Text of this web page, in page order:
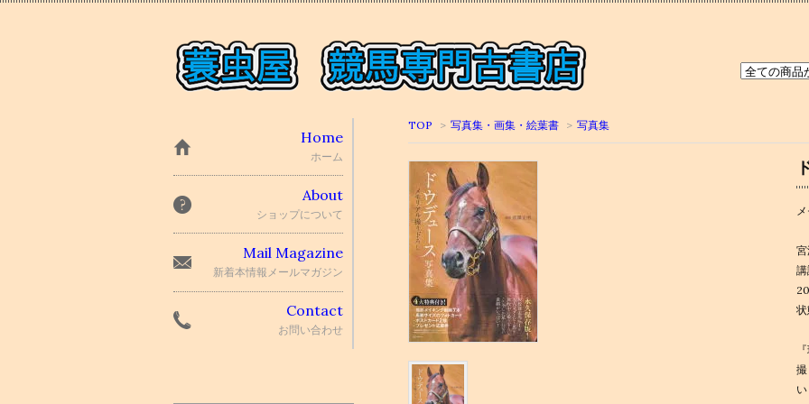
TOP > 写真集・画集・絵葉書 > 写真集
Home
ホーム
About
ショップについて
Mail Magazine
新着本情報メールマガジン
Contact
お問い合わせ